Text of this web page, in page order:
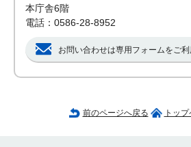
本庁舎6階
電話：0586-28-8952
お問い合わせは専用フォームをご利
前のページへ戻る トッ